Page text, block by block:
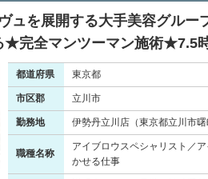
ュを展開する大手美容グル
★完全マンツーマン施術★7.5
都道府県 東京都
市区郡 立川市
勤務地 伊勢丹立川店（東京都立川市曙
職種名称
アイブロウスペシャリスト／
かせる仕事